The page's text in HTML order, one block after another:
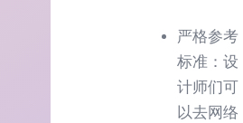
严格参考
标准：设
计师们可
以去网络